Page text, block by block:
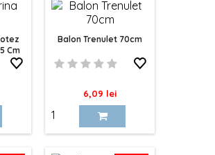
Cm
Balon Trenulet 70cm
Pret
6,09 lei